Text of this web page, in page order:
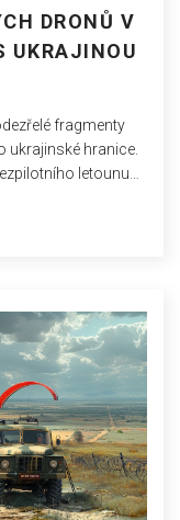
DRONŮ V
UKRAJINOU
fragmenty
ukrajinské hranice.
letounu.